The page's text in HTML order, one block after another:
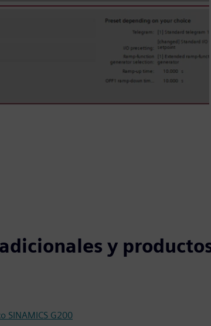
y
SINAMICS G200